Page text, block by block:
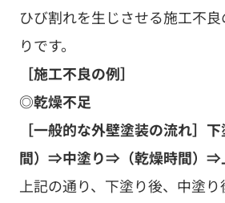
ひび割れを生じさせる施工不
りです。
［施工不良の例］
◎乾燥不足
［一般的な外壁塗装の流れ］
間）⇒中塗り⇒（乾燥時間）⇒
上記の通り、下塗り後、中塗